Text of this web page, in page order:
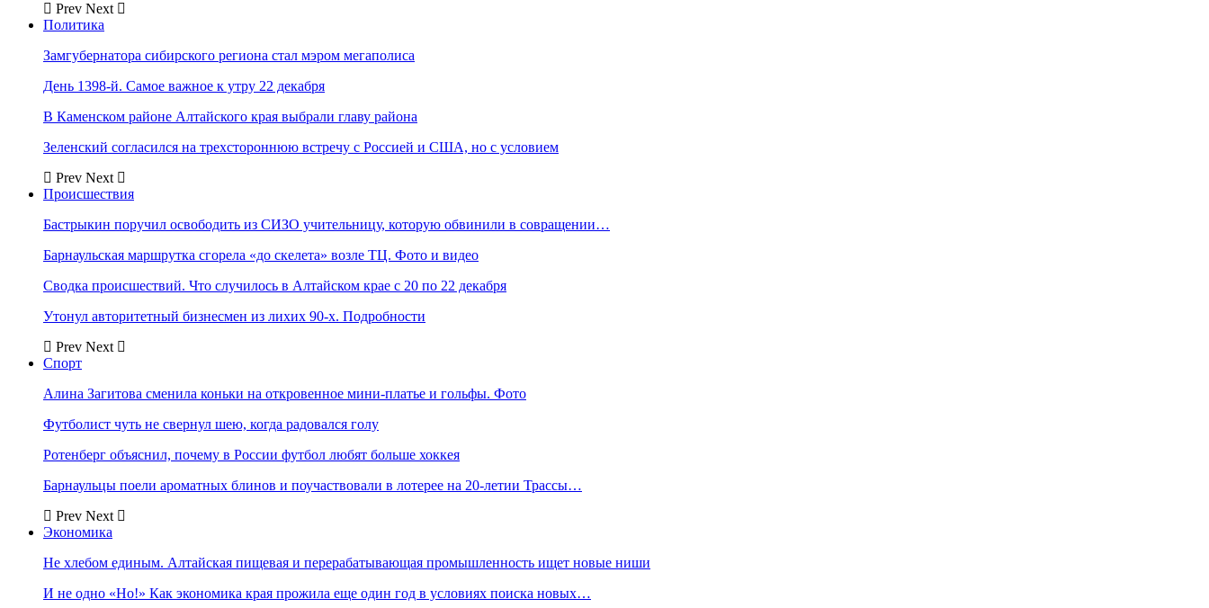
Prev Next
Политика
Замгубернатора сибирского региона стал мэром мегаполиса
День 1398-й. Самое важное к утру 22 декабря
В Каменском районе Алтайского края выбрали главу района
Зеленский согласился на трехстороннюю встречу с Россией и США, но с условием
Prev Next
Происшествия
Бастрыкин поручил освободить из СИЗО учительницу, которую обвинили в совращении…
Барнаульская маршрутка сгорела «до скелета» возле ТЦ. Фото и видео
Сводка происшествий. Что случилось в Алтайском крае с 20 по 22 декабря
Утонул авторитетный бизнесмен из лихих 90-х. Подробности
Prev Next
Спорт
Алина Загитова сменила коньки на откровенное мини-платье и гольфы. Фото
Футболист чуть не свернул шею, когда радовался голу
Ротенберг объяснил, почему в России футбол любят больше хоккея
Барнаульцы поели ароматных блинов и поучаствовали в лотерее на 20-летии Трассы…
Prev Next
Экономика
Не хлебом единым. Алтайская пищевая и перерабатывающая промышленность ищет новые ниши
И не одно «Но!» Как экономика края прожила еще один год в условиях поиска новых…